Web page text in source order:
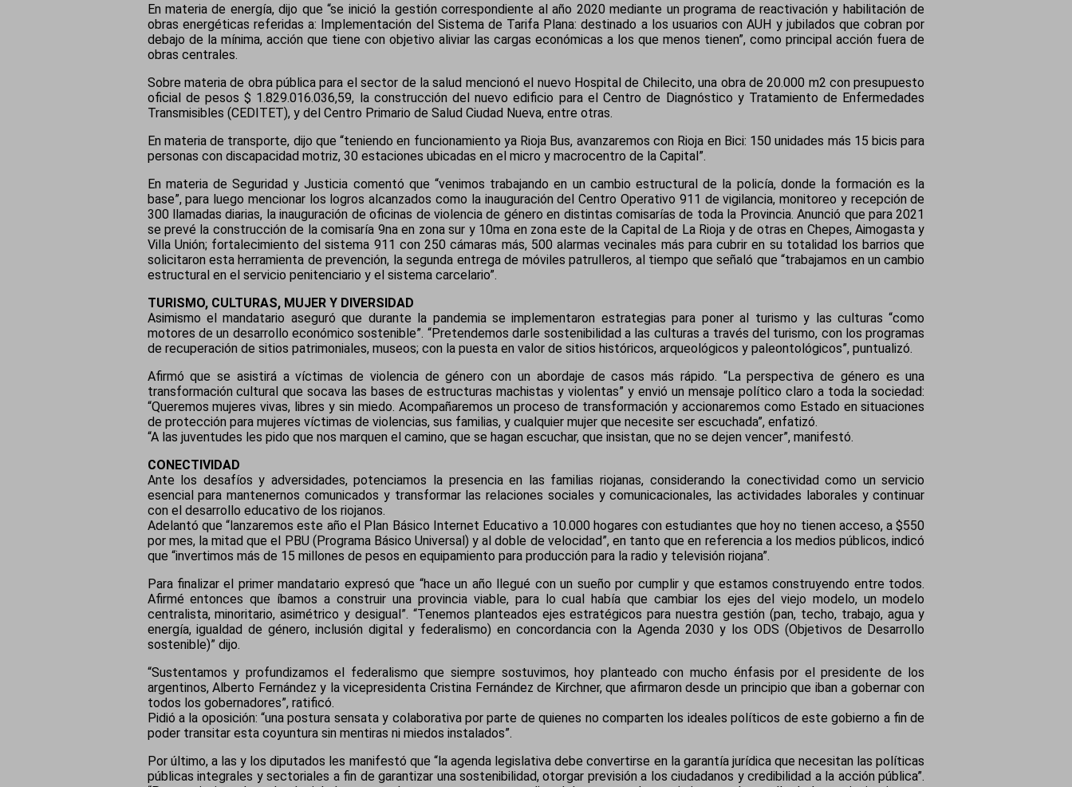
En materia de energía, dijo que “se inició la gestión correspondiente al año 2020 mediante un programa de reactivación y habilitación de
obras energéticas referidas a: Implementación del Sistema de Tarifa Plana: destinado a los usuarios con AUH y jubilados que cobran por
debajo de la mínima, acción que tiene con objetivo aliviar las cargas económicas a los que menos tienen”, como principal acción fuera de
obras centrales.
Sobre materia de obra pública para el sector de la salud mencionó el nuevo Hospital de Chilecito, una obra de 20.000 m2 con presupuesto
oficial de pesos $ 1.829.016.036,59, la construcción del nuevo edificio para el Centro de Diagnóstico y Tratamiento de Enfermedades
Transmisibles (CEDITET), y del Centro Primario de Salud Ciudad Nueva, entre otras.
En materia de transporte, dijo que “teniendo en funcionamiento ya Rioja Bus, avanzaremos con Rioja en Bici: 150 unidades más 15 bicis para
personas con discapacidad motriz, 30 estaciones ubicadas en el micro y macrocentro de la Capital”.
En materia de Seguridad y Justicia comentó que “venimos trabajando en un cambio estructural de la policía, donde la formación es la
base”, para luego mencionar los logros alcanzados como la inauguración del Centro Operativo 911 de vigilancia, monitoreo y recepción de
300 llamadas diarias, la inauguración de oficinas de violencia de género en distintas comisarías de toda la Provincia. Anunció que para 2021
se prevé la construcción de la comisaría 9na en zona sur y 10ma en zona este de la Capital de La Rioja y de otras en Chepes, Aimogasta y
Villa Unión; fortalecimiento del sistema 911 con 250 cámaras más, 500 alarmas vecinales más para cubrir en su totalidad los barrios que
solicitaron esta herramienta de prevención, la segunda entrega de móviles patrulleros, al tiempo que señaló que “trabajamos en un cambio
estructural en el servicio penitenciario y el sistema carcelario”.
TURISMO, CULTURAS, MUJER Y DIVERSIDAD
Asimismo el mandatario aseguró que durante la pandemia se implementaron estrategias para poner al turismo y las culturas “como
motores de un desarrollo económico sostenible”. “Pretendemos darle sostenibilidad a las culturas a través del turismo, con los programas
de recuperación de sitios patrimoniales, museos; con la puesta en valor de sitios históricos, arqueológicos y paleontológicos”, puntualizó.
Afirmó que se asistirá a víctimas de violencia de género con un abordaje de casos más rápido. “La perspectiva de género es una
transformación cultural que socava las bases de estructuras machistas y violentas” y envió un mensaje político claro a toda la sociedad:
“Queremos mujeres vivas, libres y sin miedo. Acompañaremos un proceso de transformación y accionaremos como Estado en situaciones
de protección para mujeres víctimas de violencias, sus familias, y cualquier mujer que necesite ser escuchada”, enfatizó.
“A las juventudes les pido que nos marquen el camino, que se hagan escuchar, que insistan, que no se dejen vencer”, manifestó.
CONECTIVIDAD
Ante los desafíos y adversidades, potenciamos la presencia en las familias riojanas, considerando la conectividad como un servicio
esencial para mantenernos comunicados y transformar las relaciones sociales y comunicacionales, las actividades laborales y continuar
con el desarrollo educativo de los riojanos.
Adelantó que “lanzaremos este año el Plan Básico Internet Educativo a 10.000 hogares con estudiantes que hoy no tienen acceso, a $550
por mes, la mitad que el PBU (Programa Básico Universal) y al doble de velocidad”, en tanto que en referencia a los medios públicos, indicó
que “invertimos más de 15 millones de pesos en equipamiento para producción para la radio y televisión riojana”.
Para finalizar el primer mandatario expresó que “hace un año llegué con un sueño por cumplir y que estamos construyendo entre todos.
Afirmé entonces que íbamos a construir una provincia viable, para lo cual había que cambiar los ejes del viejo modelo, un modelo
centralista, minoritario, asimétrico y desigual”. “Tenemos planteados ejes estratégicos para nuestra gestión (pan, techo, trabajo, agua y
energía, igualdad de género, inclusión digital y federalismo) en concordancia con la Agenda 2030 y los ODS (Objetivos de Desarrollo
sostenible)” dijo.
“Sustentamos y profundizamos el federalismo que siempre sostuvimos, hoy planteado con mucho énfasis por el presidente de los
argentinos, Alberto Fernández y la vicepresidenta Cristina Fernández de Kirchner, que afirmaron desde un principio que iban a gobernar con
todos los gobernadores”, ratificó.
Pidió a la oposición: “una postura sensata y colaborativa por parte de quienes no comparten los ideales políticos de este gobierno a fin de
poder transitar esta coyuntura sin mentiras ni miedos instalados”.
Por último, a las y los diputados les manifestó que “la agenda legislativa debe convertirse en la garantía jurídica que necesitan las políticas
públicas integrales y sectoriales a fin de garantizar una sostenibilidad, otorgar previsión a los ciudadanos y credibilidad a la acción pública”.